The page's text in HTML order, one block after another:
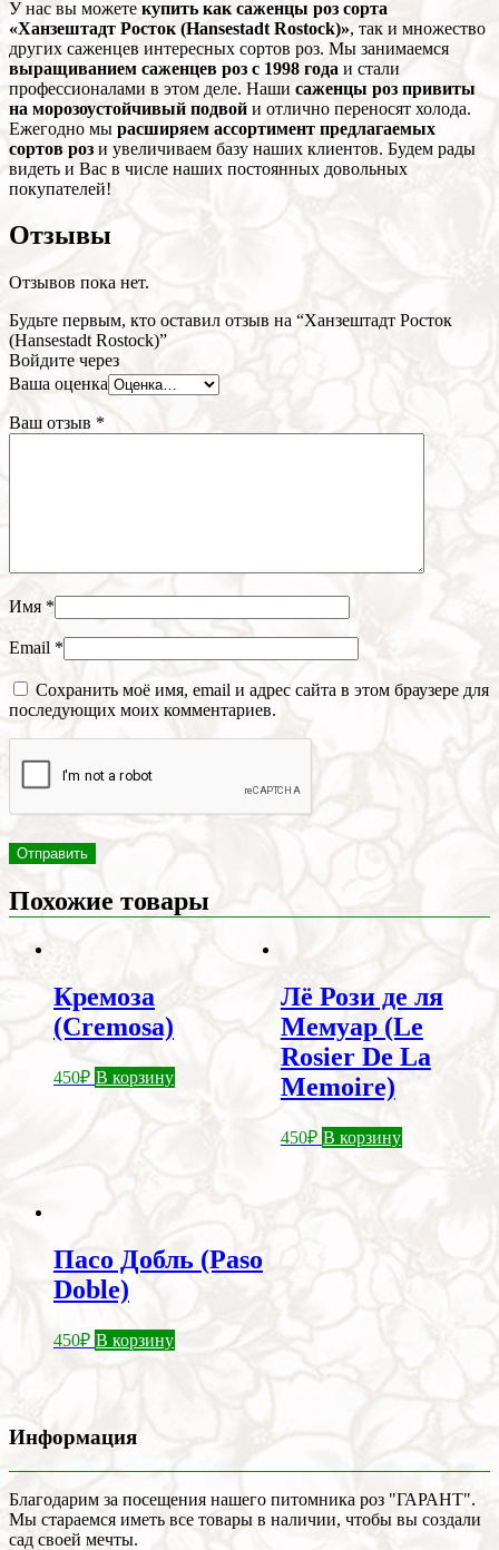
У нас вы можете купить как саженцы роз сорта
«Ханзештадт Росток (Hansestadt Rostock)», так и множество
других саженцев интересных сортов роз. Мы занимаемся
выращиванием саженцев роз с 1998 года и стали
профессионалами в этом деле. Наши саженцы роз привиты
на морозоустойчивый подвой и отлично переносят холода.
Ежегодно мы расширяем ассортимент предлагаемых
сортов роз и увеличиваем базу наших клиентов. Будем рады
видеть и Вас в числе наших постоянных довольных
покупателей!
Отзывы
Отзывов пока нет.
Будьте первым, кто оставил отзыв на “Ханзештадт Росток
(Hansestadt Rostock)”
Войдите через
Ваша оценка
Ваш отзыв *
Имя *
Email *
Сохранить моё имя, email и адрес сайта в этом браузере для
последующих моих комментариев.
Похожие товары
Кремоза
(Cremosa)
450₽ В корзину
Лё Рози де ля
Мемуар (Le
Rosier De La
Memoire)
450₽ В корзину
Пасо Добль (Paso
Doble)
450₽ В корзину
Информация
Благодарим за посещения нашего питомника роз "ГАРАНТ".
Мы стараемся иметь все товары в наличии, чтобы вы создали
сад своей мечты.